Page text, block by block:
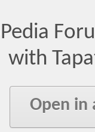
with
Open in